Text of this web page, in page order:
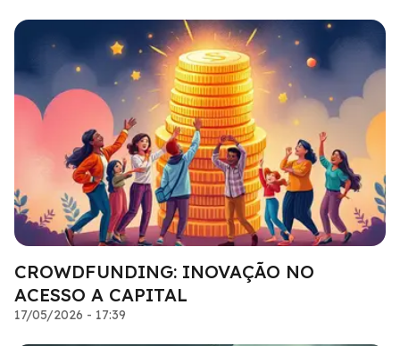
CROWDFUNDING: INOVAÇÃO NO
ACESSO A CAPITAL
17/05/2026 - 17:39